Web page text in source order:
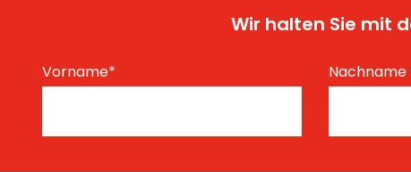
Wir halten Sie mit
Vorname* Nachname